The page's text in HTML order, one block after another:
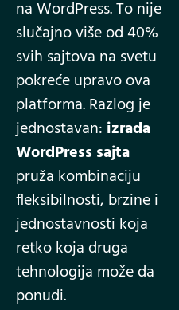
na WordPress. To nije
slučajno više od 40%
svih sajtova na svetu
pokreće upravo ova
platforma. Razlog je
jednostavan: izrada
WordPress sajta
pruža kombinaciju
fleksibilnosti, brzine i
jednostavnosti koja
retko koja druga
tehnologija može da
ponudi.